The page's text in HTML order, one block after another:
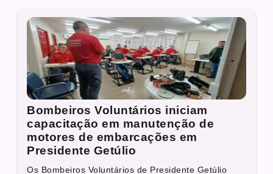
Bombeiros Voluntários iniciam
capacitação em manutenção de
motores de embarcações em
Presidente Getúlio
Os Bombeiros Voluntários de Presidente Getúlio